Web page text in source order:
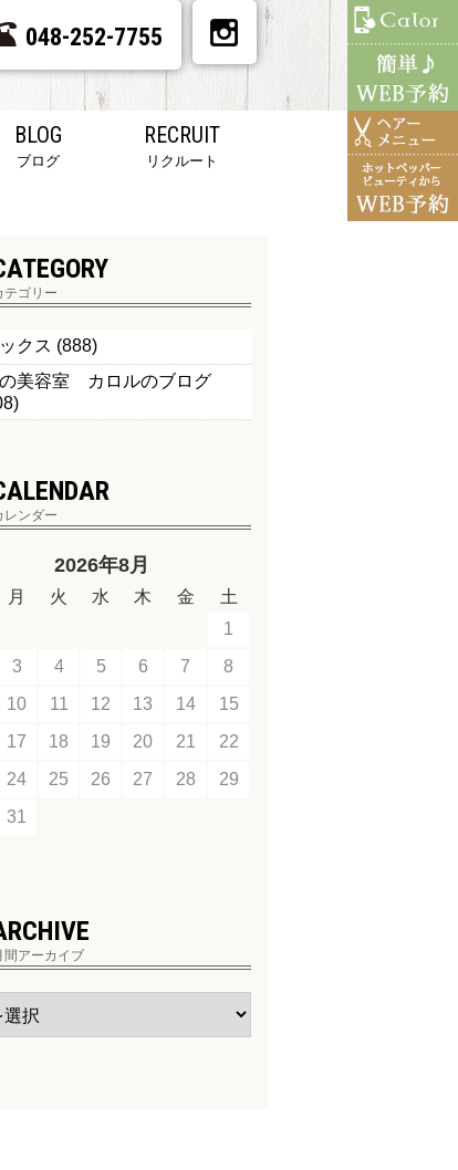
048-252-7755
BLOG
ブログ
RECRUIT
リクルート
テゴリー
クス (888)
の美容室 カロルのブログ
レンダー
2026年8月
月 火 水 木 金
土
1
3 4 5 6 7
8
10 11 12 13 14
15
17 18 19 20 21
22
24 25 26 27 28
29
31
間アーカイブ